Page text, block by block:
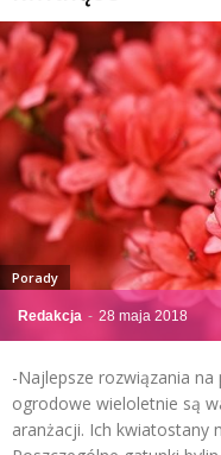
Redakcja - 28 maja 2018
Porady
-Najlepsze rozwiązania
ogrodowe wieloletnie są
aranżacji. Ich kwiatostany